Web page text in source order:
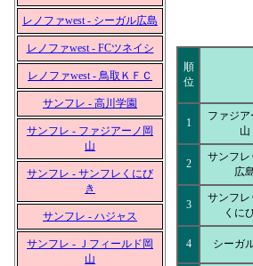
レノファwest - シーガル広島
レノファwest - FCツネイシ
レノファwest - 鳥取ＫＦＣ
サンフレ - 高川学園
サンフレ - ファジアーノ岡
山
サンフレ - サンフレくにび
き
サンフレ - ハジャス
サンフレ - Ｊフィールド岡
山
順
位
1
ファジア
山
2
サンフレ
広
3
サンフレ
くに
4 シーガ